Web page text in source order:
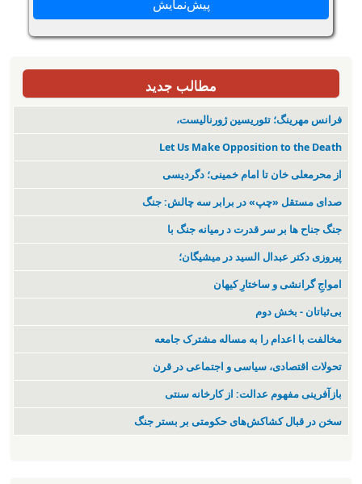
مطالب جدید
فرانس مهرینگ؛ تئوریسین ژورنالیست،
Let Us Make Opposition to the Death
از محرمعلی خان تا امام خمینی؛ دگردیسی
صدای مستقل «چپ» در برابر سه چالش: جنگ
جنگ جناح ها بر سر قدرت د رمیانە جنگ با
پیروزی دکتر عبدال السید در میشیگان؛
‌امواجِ گرانشی و ساختارِ کیهان
بی‌ثباتان - بخش دوم
مخالفت با اعدام را به مساله مشترک جامعه
تحولات اقتصادی، سیاسی و اجتماعی در قرن
بازآفرینی مفهوم عدالت: از کارخانه سنتی
سخن در قبال کشاکش‌های حکومتی بر بستر جنگ